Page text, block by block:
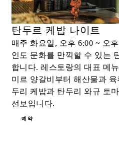
탄두르 케밥 나이트
매주 화요일, 오후 6:00 ~ 오
인도 문화를 만끽할 수 있는
합니다. 레스토랑의 대표 메
미르 양갈비부터 해산물과
두리 케밥과 탄두리 와규 토
선보입니다.
예약